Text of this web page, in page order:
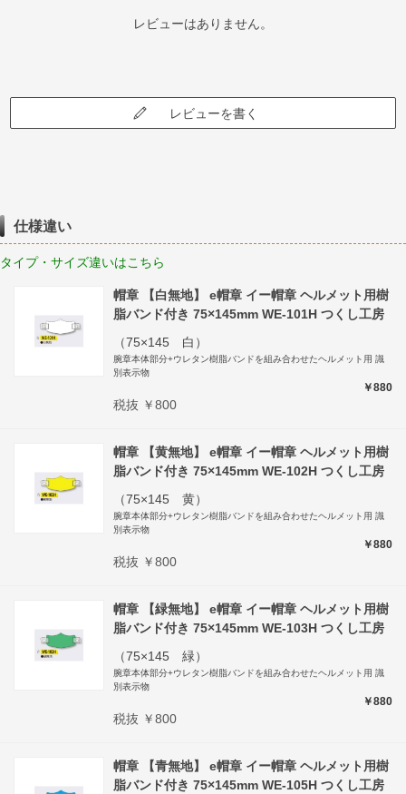
レビューはありません。
レビューを書く
仕様違い
タイプ・サイズ違いはこちら
帽章 【白無地】 e帽章 イー帽章 ヘルメット用樹
脂バンド付き 75×145mm WE-101H つくし工房
（75×145 白）
腕章本体部分+ウレタン樹脂バンドを組み合わせたヘルメット用 識
別表示物
￥880
税抜 ￥800
帽章 【黄無地】 e帽章 イー帽章 ヘルメット用樹
脂バンド付き 75×145mm WE-102H つくし工房
（75×145 黄）
腕章本体部分+ウレタン樹脂バンドを組み合わせたヘルメット用 識
別表示物
￥880
税抜 ￥800
帽章 【緑無地】 e帽章 イー帽章 ヘルメット用樹
脂バンド付き 75×145mm WE-103H つくし工房
（75×145 緑）
腕章本体部分+ウレタン樹脂バンドを組み合わせたヘルメット用 識
別表示物
￥880
税抜 ￥800
帽章 【青無地】 e帽章 イー帽章 ヘルメット用樹
脂バンド付き 75×145mm WE-105H つくし工房